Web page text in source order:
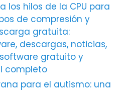
los hilos de la CPU para
de compresión y
gratuita:
descargas, noticias,
gratuito y
completo
para el autismo: una